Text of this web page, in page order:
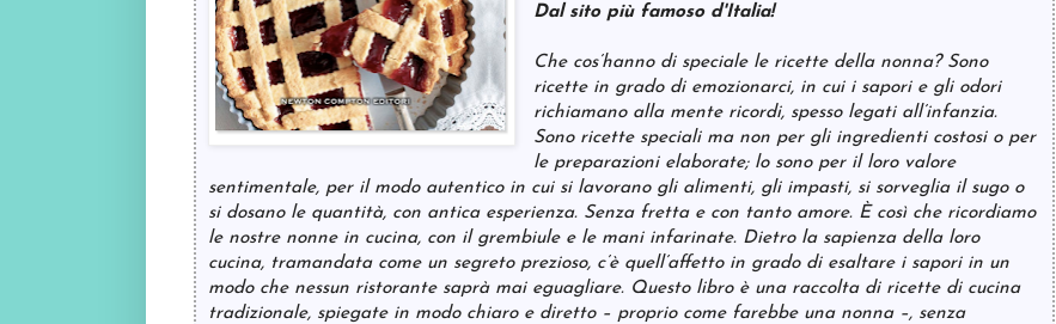
Dal sito più famoso d'Italia!
Che cos’hanno di speciale le ricette della nonna? Sono
ricette in grado di emozionarci, in cui i sapori e gli odori
richiamano alla mente ricordi, spesso legati all’infanzia.
Sono ricette speciali ma non per gli ingredienti costosi o per
le preparazioni elaborate; lo sono per il loro valore
sentimentale, per il modo autentico in cui si lavorano gli alimenti, gli impasti, si sorveglia il sugo o
si dosano le quantità, con antica esperienza. Senza fretta e con tanto amore. È così che ricordiamo
le nostre nonne in cucina, con il grembiule e le mani infarinate. Dietro la sapienza della loro
cucina, tramandata come un segreto prezioso, c’è quell’affetto in grado di esaltare i sapori in un
modo che nessun ristorante saprà mai eguagliare. Questo libro è una raccolta di ricette di cucina
tradizionale, spiegate in modo chiaro e diretto – proprio come farebbe una nonna –, senza